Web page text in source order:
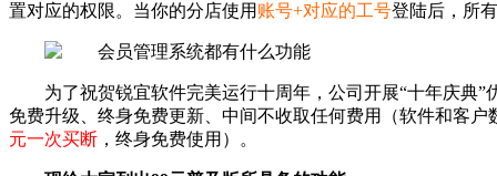
置对应的权限。当你的分店使用 账号+对应的工号登陆后，所
为了祝贺锐宜软件完美运行十周年，公司开展“十年庆典
免费升级、终身免费更新、中间不收取任何费用（软件和客
元一次买断 ，终身免费使用）。